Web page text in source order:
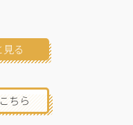
る
ちら